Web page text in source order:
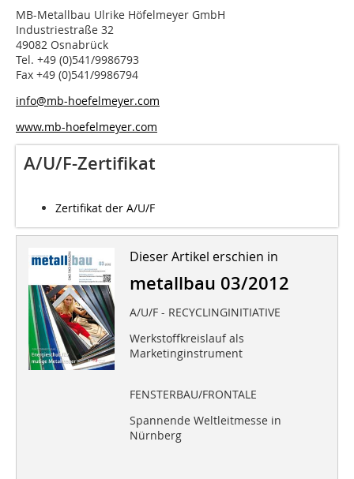
MB-Metallbau Ulrike Höfelmeyer GmbH
Industriestraße 32
49082 Osnabrück
Tel. +49 (0)541/9986793
Fax +49 (0)541/9986794
info@mb-hoefelmeyer.com
www.mb-hoefelmeyer.com
A/U/F-Zertifikat
Zertifikat der A/U/F
Dieser Artikel erschien in
metallbau 03/2012
A/U/F - RECYCLINGINITIATIVE
Werkstoffkreislauf als
Marketinginstrument
FENSTERBAU/FRONTALE
Spannende Weltleitmesse in
Nürnberg